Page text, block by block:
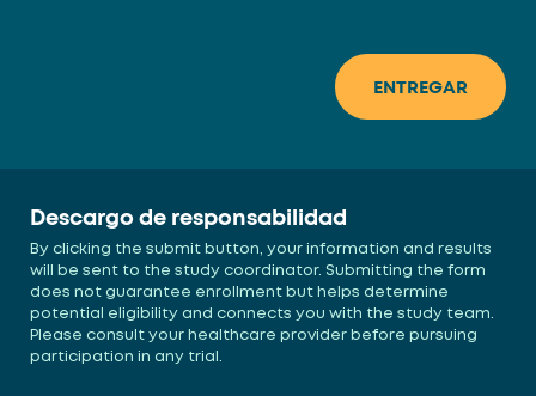
Descargo de responsabilidad
By clicking the submit button, your information and results
will be sent to the study coordinator. Submitting the form
does not guarantee enrollment but helps determine
potential eligibility and connects you with the study team.
Please consult your healthcare provider before pursuing
participation in any trial.